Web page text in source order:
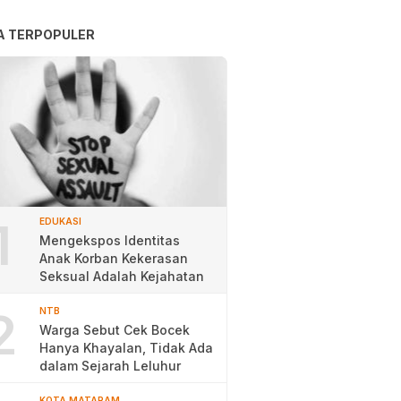
TERPOPULER
EDUKASI
Mengekspos Identitas
Anak Korban Kekerasan
Seksual Adalah Kejahatan
NTB
Warga Sebut Cek Bocek
Hanya Khayalan, Tidak Ada
dalam Sejarah Leluhur